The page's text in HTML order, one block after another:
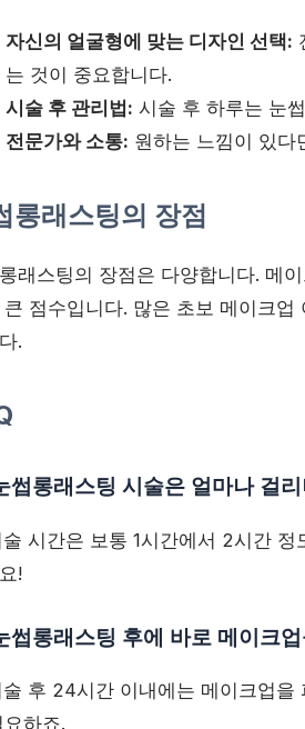
자신의 얼굴형에 맞는 디자인 선택:
는 것이 중요합니다.
시술 후 관리법: 시술 후 하루는 눈
전문가와 소통: 원하는 느낌이 있다
롱래스팅의 장점
래스팅의 장점은 다양합니다. 메
큰 점수입니다. 많은 초보 메이크
.
썹롱래스팅 시술은 얼마나 걸
시간은 보통 1시간에서 2시간
!
썹롱래스팅 후에 바로 메이크
후 24시간 이내에는 메이크업을
하죠.